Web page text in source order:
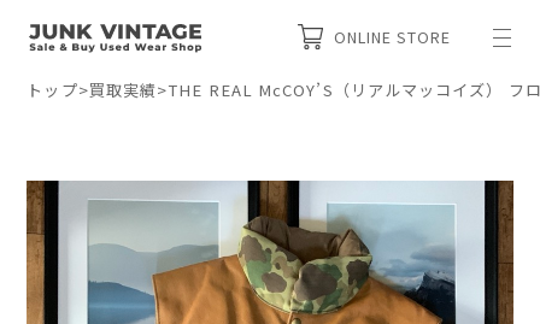
ONLINE STORE
トップ>買取実績>THE REAL McCOY’S（リアルマッコイズ） フ